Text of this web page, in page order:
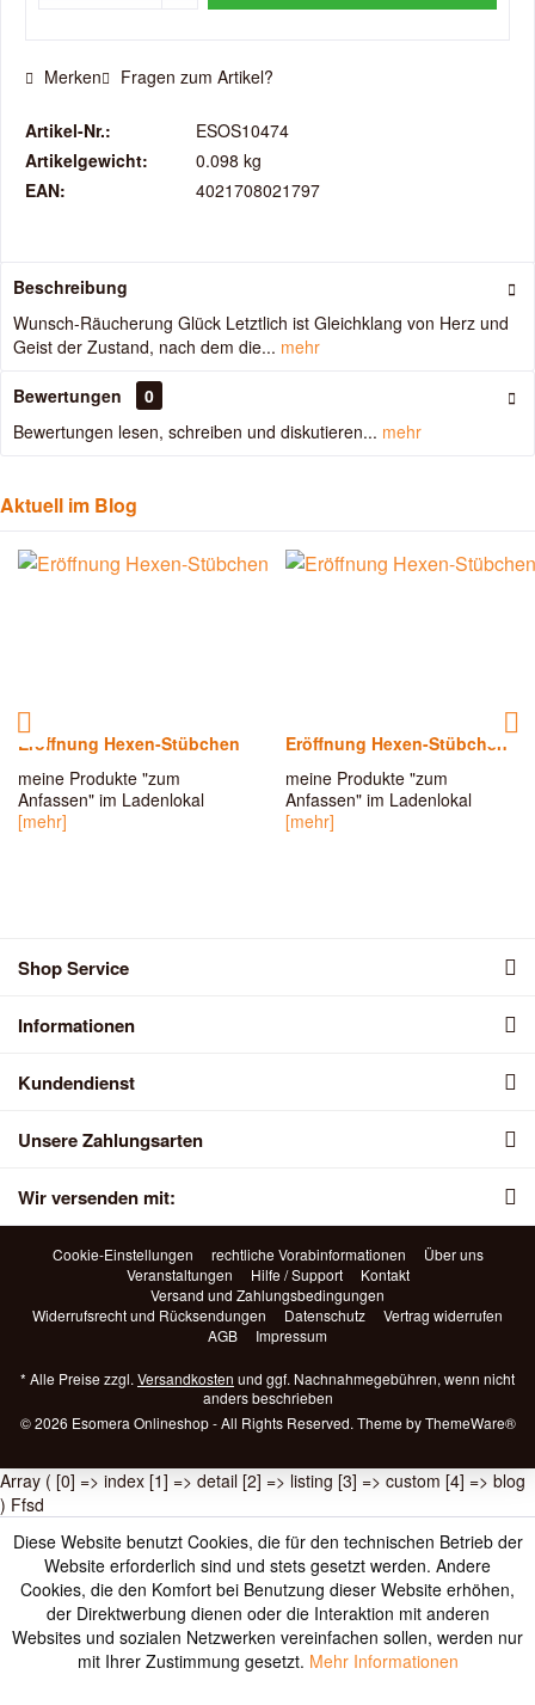
Merken Fragen zum Artikel?
Artikel-Nr.:
ESOS10474
Artikelgewicht:
0.098 kg
EAN:
4021708021797
Beschreibung
Wunsch-Räucherung Glück Letztlich ist Gleichklang von Herz und
Geist der Zustand, nach dem die... mehr
Bewertungen
0
Bewertungen lesen, schreiben und diskutieren... mehr
Aktuell im Blog
Eröffnung Hexen-Stübchen
meine Produkte "zum
Anfassen" im Ladenlokal
[mehr]
Eröffnung Hexen-Stübchen
meine Produkte "zum
Anfassen" im Ladenlokal
[mehr]
Shop Service
Informationen
Kundendienst
Unsere Zahlungsarten
Wir versenden mit:
Cookie-Einstellungen rechtliche Vorabinformationen
Über uns
Veranstaltungen
Hilfe / Support
Kontakt
Versand und Zahlungsbedingungen
Widerrufsrecht und Rücksendungen
Datenschutz
Vertrag widerrufen
AGB
Impressum
* Alle Preise zzgl. Versandkosten und ggf. Nachnahmegebühren, wenn nicht
anders beschrieben
© 2026 Esomera Onlineshop - All Rights Reserved. Theme byThemeWare®
Diese Website benutzt Cookies, die für den technischen Betrieb der
Website erforderlich sind und stets gesetzt werden. Andere
Cookies, die den Komfort bei Benutzung dieser Website erhöhen,
der Direktwerbung dienen oder die Interaktion mit anderen
Websites und sozialen Netzwerken vereinfachen sollen, werden nur
mit Ihrer Zustimmung gesetzt. Mehr Informationen
Array ( [0] => index [1] => detail [2] => listing [3] => custom [4] => blog
) Ffsd